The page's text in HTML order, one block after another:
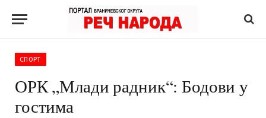
СПОРТ
ОРК „Млади радник“: Бодови у
гостима